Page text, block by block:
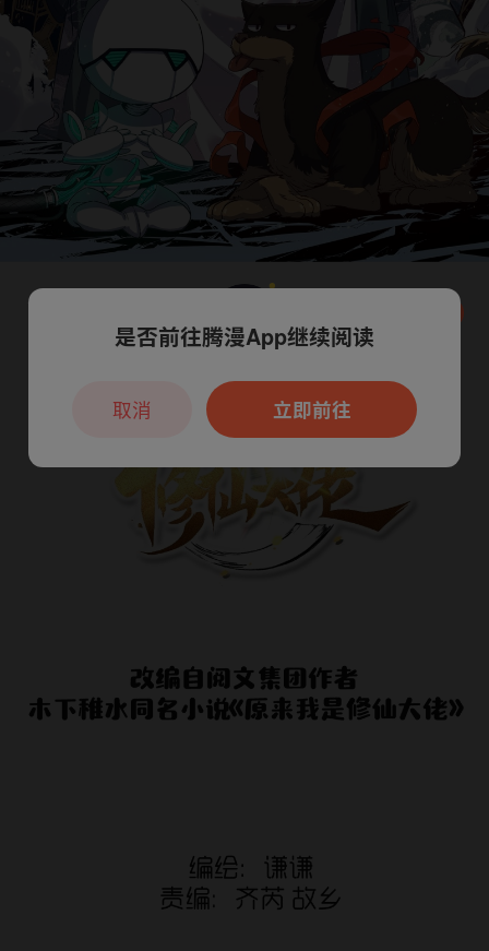
本章节仅支持App阅读，可打开App新用
户7天免费看
是否前往腾漫App继续阅读
立即前往
取消